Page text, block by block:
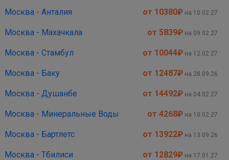
Москва - Анталия от 10380₽ на 10.02.27
Москва - Махачкала от 5839₽ на 09.02.27
Москва - Стамбул от 10044₽ на 12.02.27
Москва - Баку от 12487₽ на 28.09.26
Москва - Душанбе от 14492₽ на 04.02.27
Москва - Минеральные Воды от 4268₽ на 10.02.27
Москва - Бартлетс от 13922₽ на 13.09.26
Москва - Тбилиси от 12829₽ на 17.01.27